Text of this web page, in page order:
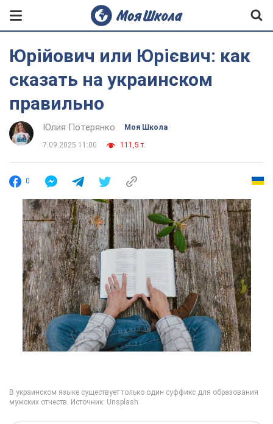
Юрійович или Юрієвич: как
сказать на украинском
правильно
Юлия Потерянко Моя Школа
7.09.2025 11:00 111,5 т.
0